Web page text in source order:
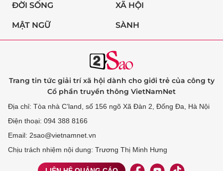
ĐỜI SỐNG XÃ HỘI
MẬT NGỮ SÀNH
Trang tin tức giải trí xã hội dành cho giới trẻ của công ty
Cổ phần truyền thông VietNamNet
Địa chỉ: Tòa nhà C’land, số 156 ngõ Xã Đàn 2, Đống Đa, Hà Nội
Điện thoại: 094 388 8166
Email: 2sao@vietnamnet.vn
Chịu trách nhiệm nội dung: Trương Thị Minh Hưng